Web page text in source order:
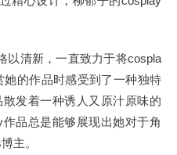
以清新，一直致力于将cospla
的作品时感受到了一种独特
发着一种诱人又原汁原味的
品总是能够展现出她对于角
主。